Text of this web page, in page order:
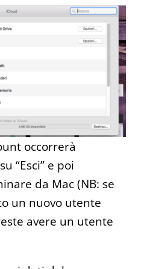
occorrerà
“Esci” e poi
da Mac (NB: se
un nuovo utente
avere un utente